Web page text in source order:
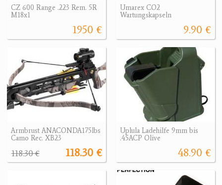
CZ 600 Range .223 Rem. 5R
M18x1
1950 €
Umarex CO2
Wartungskapseln
9.90 €
Armbrust ANACONDA175lbs
Camo Rec. XB23
118.30 €
118.30 €
Uplula Ladehilfe 9mm bis
.45ACP Olive
48.90 €